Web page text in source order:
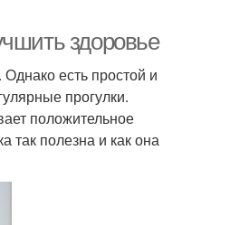
здоровье
есть простой и
прогулки.
положительное
так полезна и как она